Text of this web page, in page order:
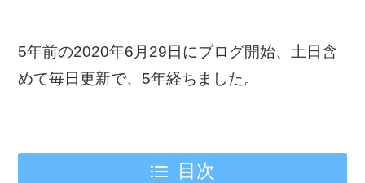
5年前の2020年6月29日にブログ開始、土日含
めて毎日更新で、5年経ちました。
目次